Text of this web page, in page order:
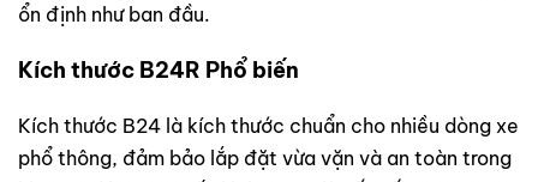
ổn định như ban đầu.
Kích thước B24R Phổ biến
Kích thước B24 là kích thước chuẩn cho nhiều dòng xe
phổ thông, đảm bảo lắp đặt vừa vặn và an toàn trong